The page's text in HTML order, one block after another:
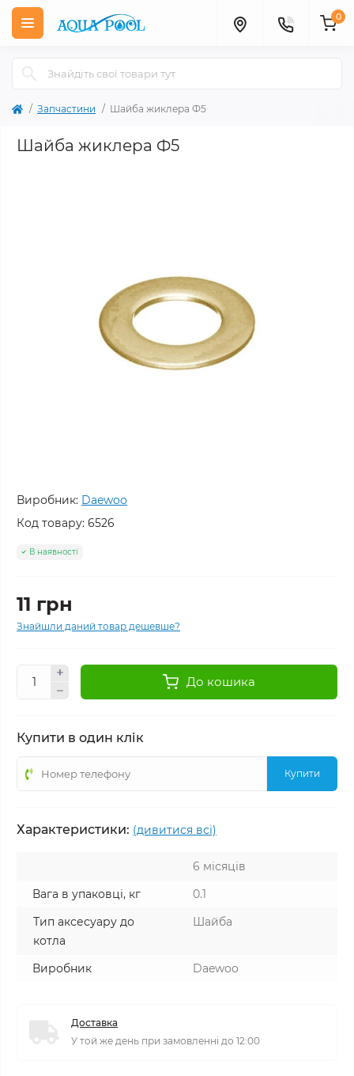
0
Запчастини Шайба жиклера Ф5
Шайба жиклера Ф5
Виробник: Daewoo
Код товару: 6526
В наявності
11 грн
Знайшли даний товар дешевше?
До кошика
Купити в один клік
Купити
Характеристики: (дивитися всі)
6 місяців
Вага в упаковці, кг
0.1
Тип аксесуару до
котла
Шайба
Виробник Daewoo
Доставка
У той же день при замовленні до 12:00